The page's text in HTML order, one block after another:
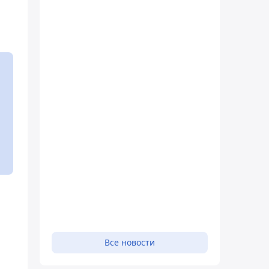
Все новости